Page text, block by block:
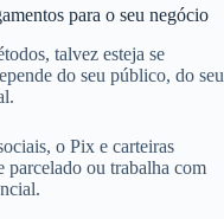
para o seu negócio
talvez esteja se
do seu público, do seu
o Pix e carteiras
parcelado ou trabalha com